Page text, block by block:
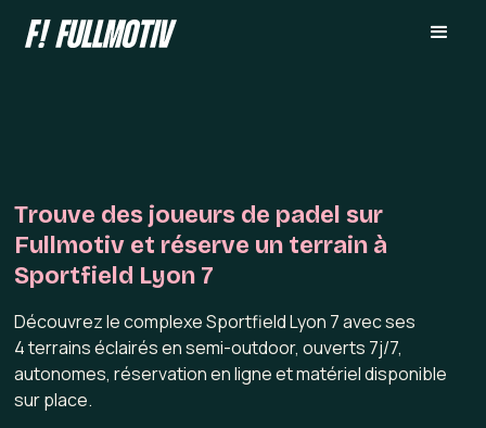
Trouve des joueurs de padel sur
Fullmotiv et réserve un terrain à
Sportfield Lyon 7
Découvrez le complexe Sportfield Lyon 7 avec ses
4 terrains éclairés en semi-outdoor, ouverts 7j/7,
autonomes, réservation en ligne et matériel disponible
sur place.